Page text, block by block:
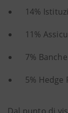
14%
11%
7%
5% Hedge